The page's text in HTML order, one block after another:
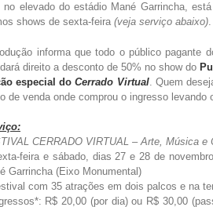
no elevado do estádio Mané Garrincha,
shows de sexta-feira (veja serviço abaixo).
informa que todo o público pagante
direito a desconto de 50% no show do
especial doCerrado Virtual. Quem
de venda onde comprou o ingresso levando
CERRADO VIRTUAL – Arte, Música e
feira e sábado, dias 27 e 28 de
Garrincha (Eixo Monumental)
com 35 atrações em dois palcos e na
R$ 20,00 (por dia) ou R$ 30,00